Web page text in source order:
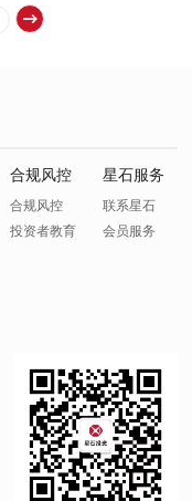
合规风控
合规风控
投资者教育
星石服务
联系星石
会员服务